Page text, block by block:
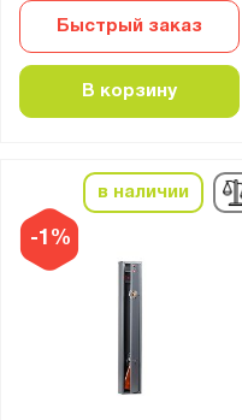
Быстрый заказ
В корзину
-1%
в наличии
30Б
Количество полок, шт.:
Тип покрытия
натуральное
Трейзер: